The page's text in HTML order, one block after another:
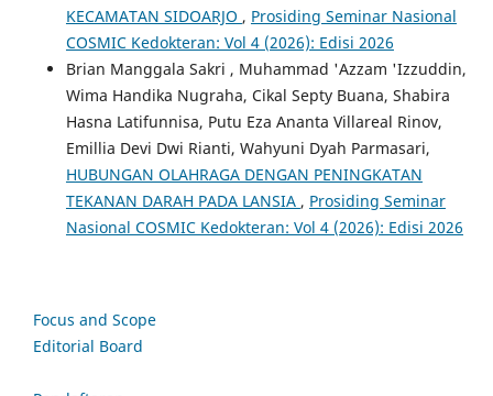
KECAMATAN SIDOARJO , Prosiding Seminar Nasional
COSMIC Kedokteran: Vol 4 (2026): Edisi 2026
Brian Manggala Sakri , Muhammad 'Azzam 'Izzuddin,
Wima Handika Nugraha, Cikal Septy Buana, Shabira
Hasna Latifunnisa, Putu Eza Ananta Villareal Rinov,
Emillia Devi Dwi Rianti, Wahyuni Dyah Parmasari,
HUBUNGAN OLAHRAGA DENGAN PENINGKATAN
TEKANAN DARAH PADA LANSIA , Prosiding Seminar
Nasional COSMIC Kedokteran: Vol 4 (2026): Edisi 2026
Focus and Scope
Editorial Board